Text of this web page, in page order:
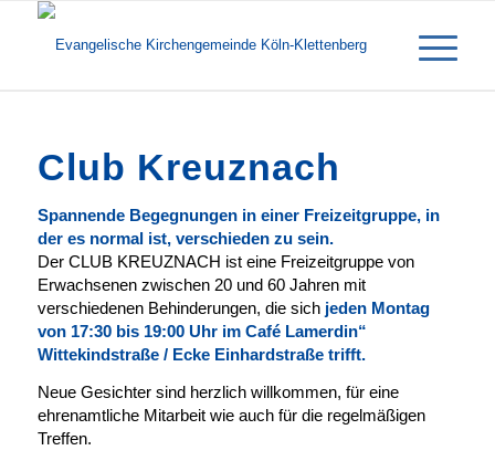
Club Kreuznach
Spannende Begegnungen in einer Freizeitgruppe, in
der es normal ist, verschieden zu sein.
Der CLUB KREUZNACH ist eine Freizeitgruppe von
Erwachsenen zwischen 20 und 60 Jahren mit
verschiedenen Behinderungen, die sich jeden Montag
von 17:30 bis 19:00 Uhr im Café Lamerdin“
Wittekindstraße / Ecke Einhardstraße trifft.
Neue Gesichter sind herzlich willkommen, für eine
ehrenamtliche Mitarbeit wie auch für die regelmäßigen
Treffen.